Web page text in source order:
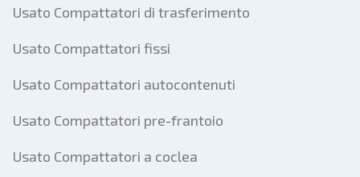
Usato Compattatori di trasferimento
Usato Compattatori fissi
Usato Compattatori autocontenuti
Usato Compattatori pre-frantoio
Usato Compattatori a coclea